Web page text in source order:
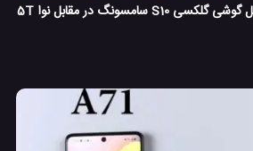
مقایسه سرعت و تست کامل گوشی گلکسی S10 سامسونگ در مقابل نوا 5T